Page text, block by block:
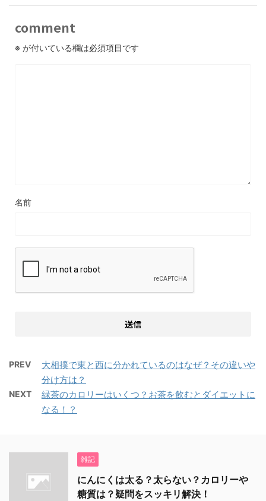
comment
※ が付いている欄は必須項目です
名前
PREV
大相撲で東と西に分かれているのはなぜ？その違いや
分け方は？
NEXT
緑茶のカロリーはいくつ？お茶を飲むとダイエットに
なる！？
雑記
にんにくは太る？太らない？カロリーや
糖質は？疑問をスッキリ解決！